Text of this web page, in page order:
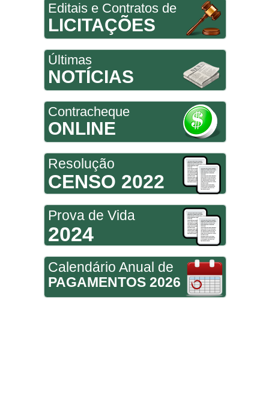
Editais e Contratos de
LICITAÇÕES
Últimas
NOTÍCIAS
Contracheque
ONLINE
Resolução
CENSO 2022
Prova de Vida
2024
Calendário Anual de
PAGAMENTOS 2026